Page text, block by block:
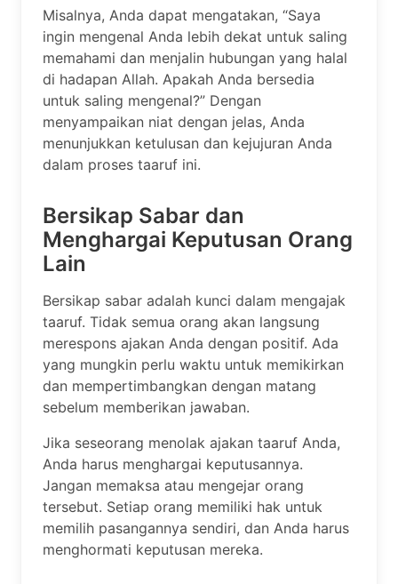
Misalnya, Anda dapat mengatakan, “Saya
ingin mengenal Anda lebih dekat untuk saling
memahami dan menjalin hubungan yang halal
di hadapan Allah. Apakah Anda bersedia
untuk saling mengenal?” Dengan
menyampaikan niat dengan jelas, Anda
menunjukkan ketulusan dan kejujuran Anda
dalam proses taaruf ini.
Bersikap Sabar dan
Menghargai Keputusan Orang
Lain
Bersikap sabar adalah kunci dalam mengajak
taaruf. Tidak semua orang akan langsung
merespons ajakan Anda dengan positif. Ada
yang mungkin perlu waktu untuk memikirkan
dan mempertimbangkan dengan matang
sebelum memberikan jawaban.
Jika seseorang menolak ajakan taaruf Anda,
Anda harus menghargai keputusannya.
Jangan memaksa atau mengejar orang
tersebut. Setiap orang memiliki hak untuk
memilih pasangannya sendiri, dan Anda harus
menghormati keputusan mereka.